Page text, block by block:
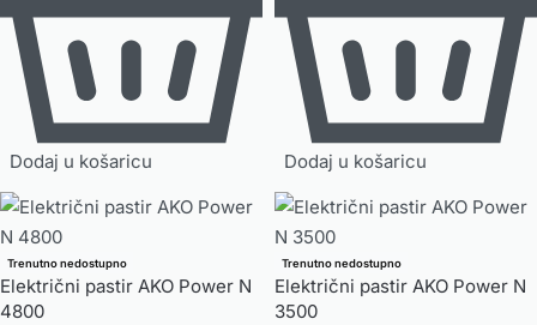
Dodaj u košaricu Dodaj u košaricu
Trenutno nedostupno
Električni pastir AKO Power N
4800
Trenutno nedostupno
Električni pastir AKO Power N
3500